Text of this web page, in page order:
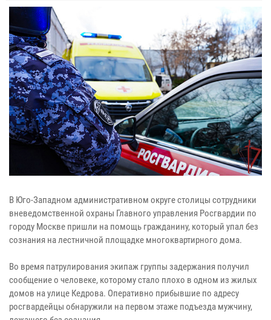
В Юго-Западном административном округе столицы сотрудники
вневедомственной охраны Главного управления Росгвардии по
городу Москве пришли на помощь гражданину, который упал без
сознания на лестничной площадке многоквартирного дома.
Во время патрулирования экипаж группы задержания получил
сообщение о человеке, которому стало плохо в одном из жилых
домов на улице Кедрова. Оперативно прибывшие по адресу
росгвардейцы обнаружили на первом этаже подъезда мужчину,